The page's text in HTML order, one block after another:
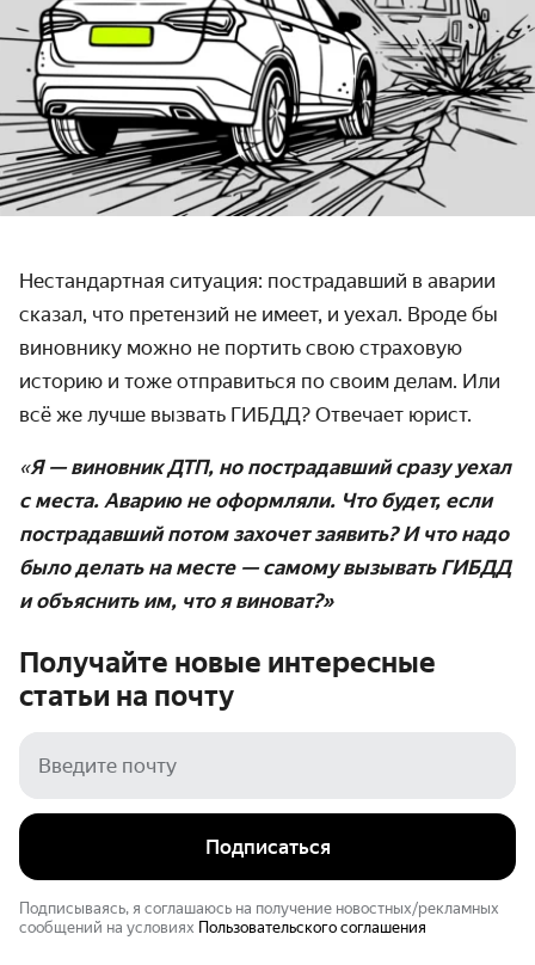
Нестандартная ситуация: пострадавший в аварии
сказал, что претензий не имеет, и уехал. Вроде бы
виновнику можно не портить свою страховую
историю и тоже отправиться по своим делам. Или
всё же лучше вызвать ГИБДД? Отвечает юрист.
«Я — виновник ДТП, но пострадавший сразу уехал
с места. Аварию не оформляли. Что будет, если
пострадавший потом захочет заявить? И что надо
было делать на месте — самому вызывать ГИБДД
и объяснить им, что я виноват?»
Получайте новые интересные
статьи на почту
Подписаться
Подписываясь, я соглашаюсь на получение новостных/рекламных
сообщений на условиях Пользовательского соглашения